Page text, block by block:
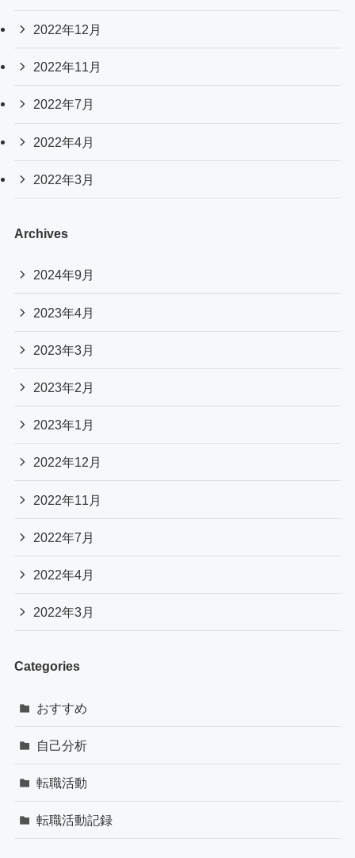
2022年12月
2022年11月
2022年7月
2022年4月
2022年3月
Archives
2024年9月
2023年4月
2023年3月
2023年2月
2023年1月
2022年12月
2022年11月
2022年7月
2022年4月
2022年3月
Categories
おすすめ
自己分析
転職活動
転職活動記録